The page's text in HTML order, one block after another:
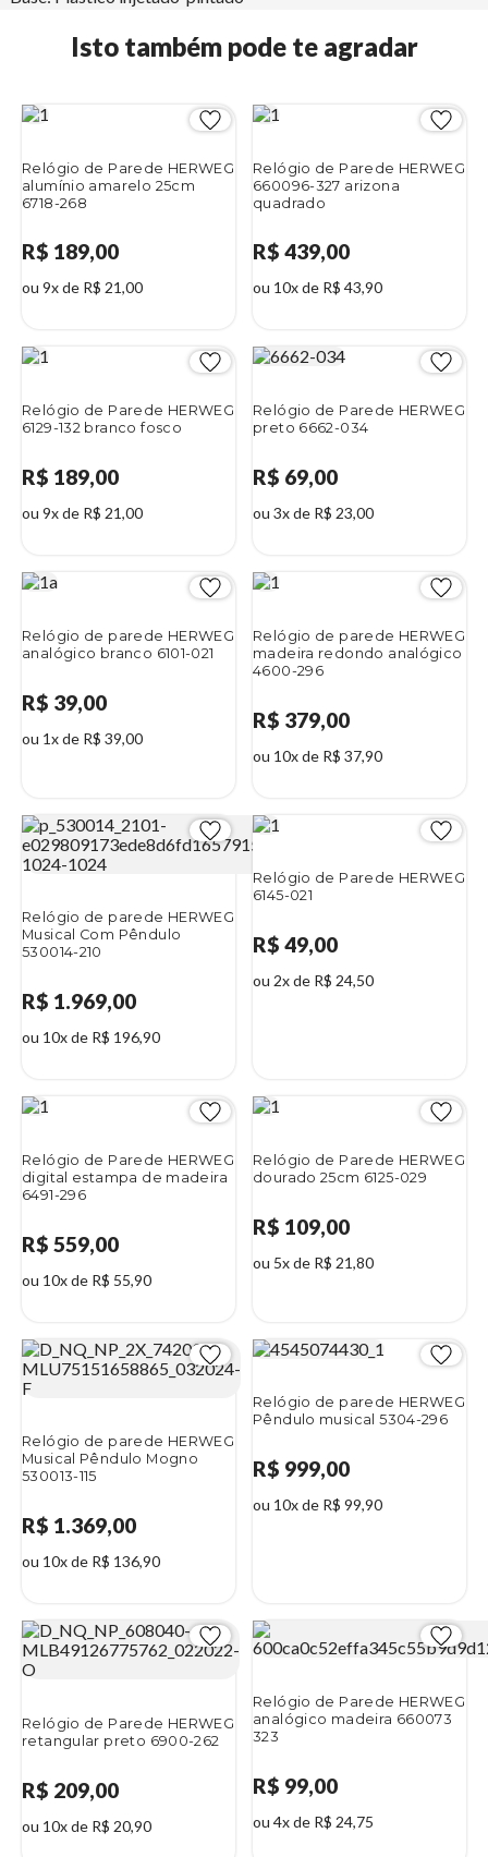
Isto também pode te agradar
Relógio de Parede HERWEG
alumínio amarelo 25cm
6718-268
R$ 189,00
ou 9x de R$ 21,00
Relógio de Parede HERWEG
660096-327 arizona
quadrado
R$ 439,00
ou 10x de R$ 43,90
Relógio de Parede HERWEG
6129-132 branco fosco
R$ 189,00
ou 9x de R$ 21,00
Relógio de Parede HERWEG
preto 6662-034
R$ 69,00
ou 3x de R$ 23,00
Relógio de parede HERWEG
analógico branco 6101-021
R$ 39,00
ou 1x de R$ 39,00
Relógio de parede HERWEG
madeira redondo analógico
4600-296
R$ 379,00
ou 10x de R$ 37,90
Relógio de parede HERWEG
Musical Com Pêndulo
530014-210
R$ 1.969,00
ou 10x de R$ 196,90
Relógio de Parede HERWEG
6145-021
R$ 49,00
ou 2x de R$ 24,50
Relógio de Parede HERWEG
digital estampa de madeira
6491-296
R$ 559,00
ou 10x de R$ 55,90
Relógio de Parede HERWEG
dourado 25cm 6125-029
R$ 109,00
ou 5x de R$ 21,80
Relógio de parede HERWEG
Musical Pêndulo Mogno
530013-115
R$ 1.369,00
ou 10x de R$ 136,90
Relógio de parede HERWEG
Pêndulo musical 5304-296
R$ 999,00
ou 10x de R$ 99,90
Relógio de Parede HERWEG
retangular preto 6900-262
R$ 209,00
ou 10x de R$ 20,90
Relógio de Parede HERWEG
analógico madeira 660073
323
R$ 99,00
ou 4x de R$ 24,75